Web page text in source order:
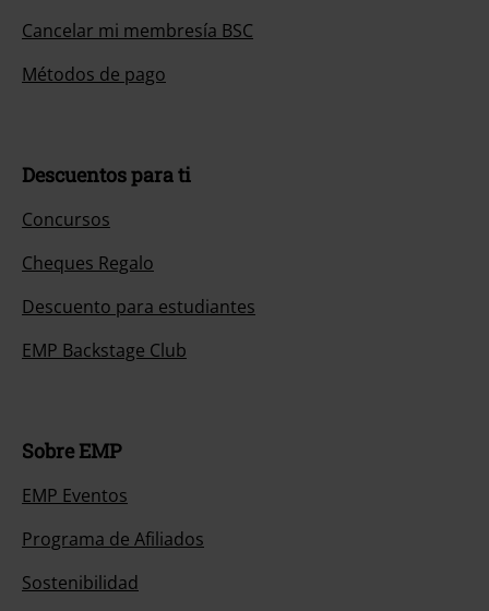
Cancelar mi membresía BSC
Métodos de pago
Descuentos para ti
Concursos
Cheques Regalo
Descuento para estudiantes
EMP Backstage Club
Sobre EMP
EMP Eventos
Programa de Afiliados
Sostenibilidad